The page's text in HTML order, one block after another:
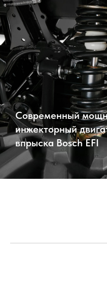
Современный
инжекторный
впрыска Bosch EFI